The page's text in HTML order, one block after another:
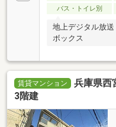
バス・トイレ別
地上デジタル放
ボックス
賃貸マンション
兵庫県西
3階建